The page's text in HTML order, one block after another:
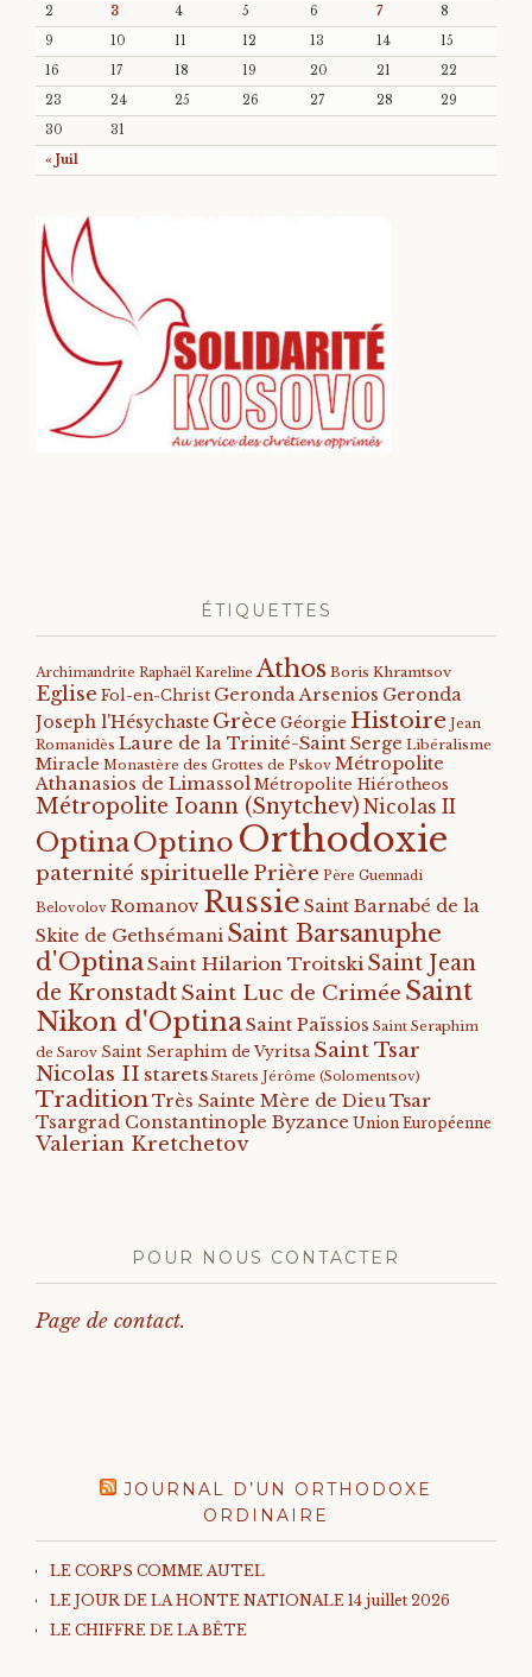
« Juil
2
3 4 5 6 7
8
9
10 11 12 13 14
15
16
17 18 19 20 21
22
23
24 25 26 27 28
29
30
31
ÉTIQUETTES
Archimandrite Raphaël Kareline Athos Boris Khramtsov
Eglise Fol-en-Christ Geronda Arsenios Geronda
Joseph l'Hésychaste Grèce Géorgie Histoire Jean
Romanidès Laure de la Trinité-Saint Serge Libéralisme
Miracle Monastère des Grottes de Pskov Métropolite
Athanasios de Limassol Métropolite Hiérotheos
Métropolite Ioann (Snytchev) Nicolas II
OptinaOptino Orthodoxie
paternité spirituelle Prière Père Guennadi
Belovolov Romanov Russie Saint Barnabé de la
Skite de Gethsémani Saint Barsanuphe
d'Optina Saint Hilarion Troitski Saint Jean
de KronstadtSaint Luc de Crimée Saint
Nikon d'OptinaSaint Païssios Saint Seraphim
de Sarov Saint Seraphim de Vyritsa Saint Tsar
Nicolas II starets Starets Jérôme (Solomentsov)
Tradition Très Sainte Mère de Dieu Tsar
Tsargrad Constantinople Byzance Union Européenne
Valerian Kretchetov
POUR NOUS CONTACTER
Page de contact.
JOURNAL D’UN ORTHODOXE
ORDINAIRE
LE CORPS COMME AUTEL
LE JOUR DE LA HONTE NATIONALE 14 juillet 2026
LE CHIFFRE DE LA BÊTE